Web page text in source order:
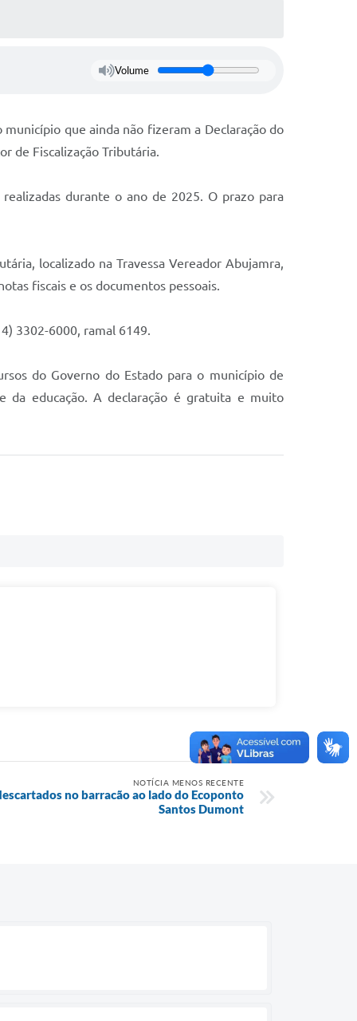
Volume
que ainda não fizeram a Declaração do
de Fiscalização Tributária.
durante o ano de 2025. O prazo para
localizado na Travessa Vereador Abujamra,
fiscais e os documentos pessoais.
3302-6000, ramal 6149.
do Governo do Estado para o município de
da educação. A declaração é gratuita e muito
NOTÍCIA MENOS RECENTE
no barracão ao lado do Ecoponto
Santos Dumont